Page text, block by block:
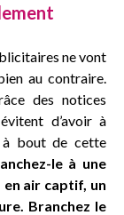
ne vont
au contraire.
des notices
d’avoir à
à bout de cette
le à une
air captif, un
Branchez le